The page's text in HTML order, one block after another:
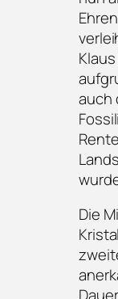
auch
Die